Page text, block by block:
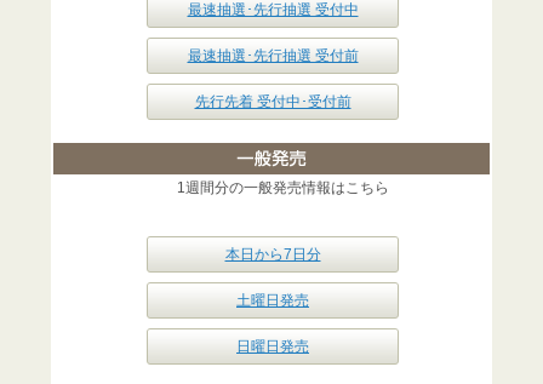
最速抽選･先行抽選 受付中
最速抽選･先行抽選 受付前
先行先着 受付中･受付前
1週間分の一般発売情報はこちら
本日から7日分
土曜日発売
日曜日発売